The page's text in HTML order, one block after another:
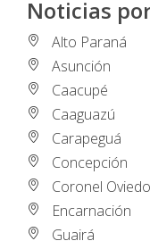
Noticias
Alto Paraná
Asunción
Caacupé
Caaguazú
Carapeguá
Concepción
Coronel Oviedo
Encarnación
Guairá